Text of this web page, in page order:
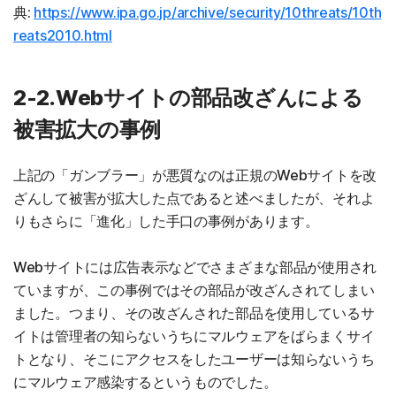
典: https://www.ipa.go.jp/archive/security/10threats/10th
reats2010.html
2-2.Webサイトの部品改ざんによる
被害拡大の事例
上記の「ガンブラー」が悪質なのは正規のWebサイトを改
ざんして被害が拡大した点であると述べましたが、それよ
りもさらに「進化」した手口の事例があります。
Webサイトには広告表示などでさまざまな部品が使用され
ていますが、この事例ではその部品が改ざんされてしまい
ました。つまり、その改ざんされた部品を使用しているサ
イトは管理者の知らないうちにマルウェアをばらまくサイ
トとなり、そこにアクセスをしたユーザーは知らないうち
にマルウェア感染するというものでした。